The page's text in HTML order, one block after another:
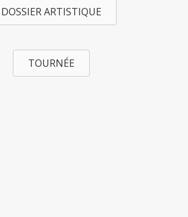
DOSSIER ARTISTIQUE
TOURNÉE